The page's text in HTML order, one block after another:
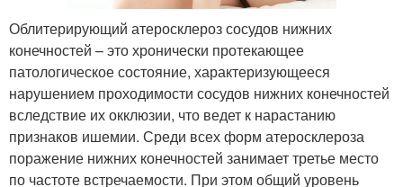
Облитерирующий атеросклероз сосудов нижних
конечностей – это хронически протекающее
патологическое состояние, характеризующееся
нарушением проходимости сосудов нижних конечностей
вследствие их окклюзии, что ведет к нарастанию
признаков ишемии. Среди всех форм атеросклероза
поражение нижних конечностей занимает третье место
по частоте встречаемости. При этом общий уровень